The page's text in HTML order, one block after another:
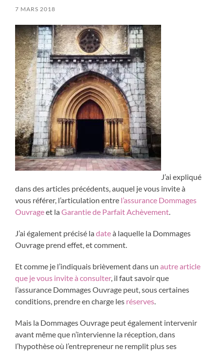
7 MARS 2018
J’ai expliqué
dans des articles précédents, auquel je vous invite à
vous référer, l’articulation entre l’assurance Dommages
Ouvrageet laGarantie de Parfait Achèvement.
J’ai également précisé ladateà laquelle la Dommages
Ouvrage prend effet, et comment.
Et comme je l’indiquais brièvement dans unautre article
que je vous invite à consulter, il faut savoir que
l’assurance Dommages Ouvrage peut, sous certaines
conditions, prendre en charge les réserves.
Mais la Dommages Ouvrage peut également intervenir
avant même que n’intervienne la réception, dans
l’hypothèse où l’entrepreneur ne remplit plus ses